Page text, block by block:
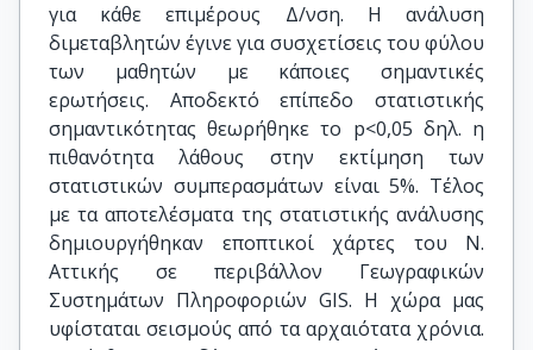
για κάθε επιμέρους Δ/νση. Η ανάλυση
διμεταβλητών έγινε για συσχετίσεις του φύλου
των μαθητών με κάποιες σημαντικές
ερωτήσεις. Αποδεκτό επίπεδο στατιστικής
σημαντικότητας θεωρήθηκε το p<0,05 δηλ. η
πιθανότητα λάθους στην εκτίμηση των
στατιστικών συμπερασμάτων είναι 5%. Τέλος
με τα αποτελέσματα της στατιστικής ανάλυσης
δημιουργήθηκαν εποπτικοί χάρτες του Ν.
Αττικής σε περιβάλλον Γεωγραφικών
Συστημάτων Πληροφοριών GIS. Η χώρα μας
υφίσταται σεισμούς από τα αρχαιότατα χρόνια.